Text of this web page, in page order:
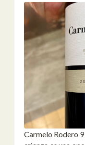
Carmelo Rodero